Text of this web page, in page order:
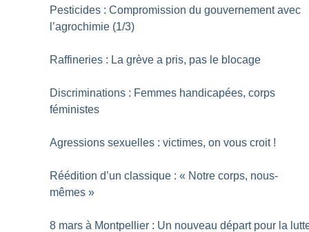
Pesticides : Compromission du gouvernement avec
l’agrochimie (1/3)
Raffineries : La grève a pris, pas le blocage
Discriminations : Femmes handicapées, corps
féministes
Agressions sexuelles : victimes, on vous croit !
Réédition d’un classique : « Notre corps, nous-
mêmes »
8 mars à Montpellier : Un nouveau départ pour la